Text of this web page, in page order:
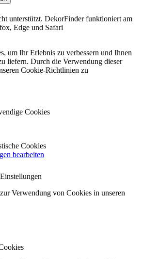
unterstützt. DekorFinder funktioniert am
Edge und Safari
um Ihr Erlebnis zu verbessern und Ihnen
liefern. Durch die Verwendung dieser
Cookie-Richtlinien zu
Cookies
Cookies
bearbeiten
Verwendung von Cookies in unseren